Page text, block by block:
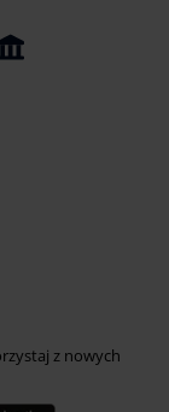
z nowych